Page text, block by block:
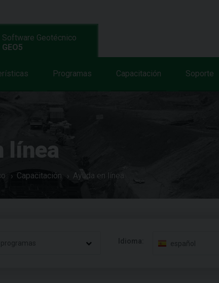
Software Geotécnico
GEO5
Programas Capacitación Soporte
línea
Capacitación Ayuda en línea
Idioma: español